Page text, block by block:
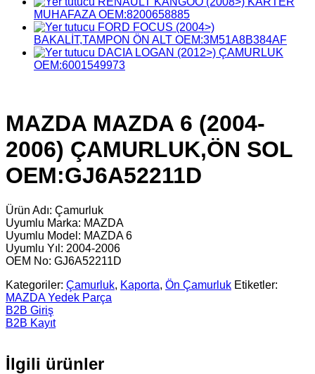
MUHAFAZA OEM:8200658885
FORD FOCUS (2004>)
BAKALİT,TAMPON ÖN ALT OEM:3M51A8B384AF
DACIA LOGAN (2012>) ÇAMURLUK
OEM:6001549973
MAZDA MAZDA 6 (2004-
2006) ÇAMURLUK,ÖN SOL
OEM:GJ6A52211D
Ürün Adı: Çamurluk
Uyumlu Marka: MAZDA
Uyumlu Model: MAZDA 6
Uyumlu Yıl: 2004-2006
OEM No: GJ6A52211D
Kategoriler: Çamurluk, Kaporta, Ön Çamurluk Etiketler:
MAZDA Yedek Parça
B2B Giriş
B2B Kayıt
İlgili ürünler